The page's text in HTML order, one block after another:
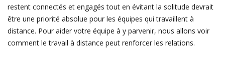
restent connectés et engagés tout en évitant la solitude devrait
être une priorité absolue pour les équipes qui travaillent à
distance. Pour aider votre équipe à y parvenir, nous allons voir
comment le travail à distance peut renforcer les relations.